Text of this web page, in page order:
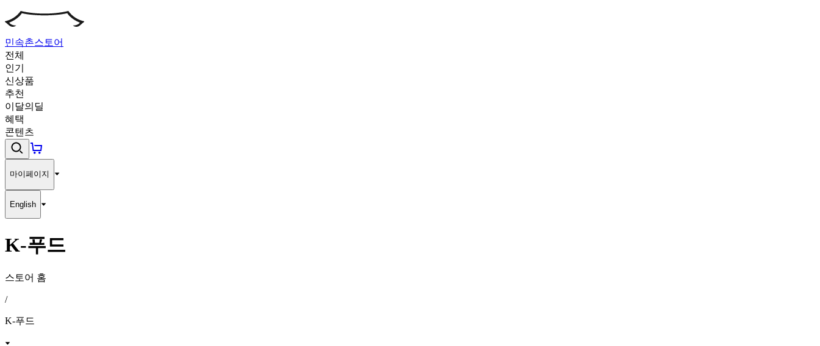
민속촌스토어
전체
인기
신상품
추천
이달의딜
혜택
콘텐츠
마이페이지
English
K-푸드
스토어 홈
/
K-푸드